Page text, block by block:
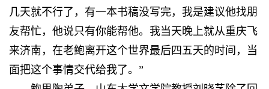
几天就不行了，有一本书稿没写完，我是建议他找朋
友帮忙，他说只有你能帮他。我当天晚上就从重庆飞
来济南，在老鲍离开这个世界最后四五天的时间，当
面把这个事情交代给我了。”